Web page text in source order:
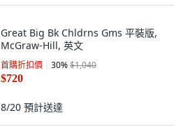
Great Big Bk Chldrns Gms 平裝版,
McGraw-Hill, 英文
首購折扣價 30%$1,040
$720
8/20 預計送達